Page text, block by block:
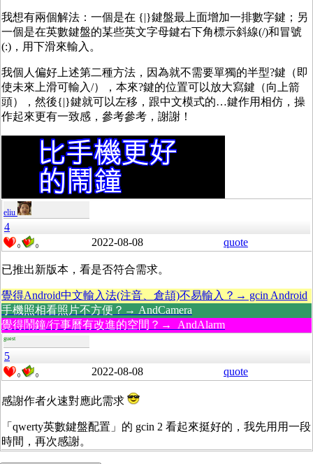
我想有兩個解法：一個是在 {|}鍵盤最上面增加一排數字鍵；另
一個是在英數鍵盤的某些英文字母鍵右下角標示斜線(/)和冒號
(:)，用下滑來輸入。
我個人偏好上述第二種方法，因為就不需要單獨的半型?鍵（即
使未來上滑可輸入/），本來?鍵的位置可以放大寫鍵（向上箭
頭），然後{|}鍵就可以左移，跟中文模式的…鍵作用相仿，操
作起來更有一致感，參考參考，謝謝！
eliu
4
0 0 2022-08-08 quote
已推出新版本，看是否符合需求。
覺得Android中文輸入法(注音、倉頡)不易輸入？→ gcin Android
手機照相看照片不方便？→ AndCamera
覺得鬧鐘/行事曆有改進的空間？→ AndAlarm
guest
5
0 0 2022-08-08 quote
感謝作者火速對應此需求
「qwerty英數鍵盤配置」的 gcin 2 看起來挺好的，我先用用一段
時間，再次感謝。